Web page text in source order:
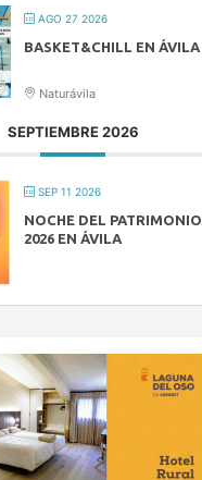
AGO 27 2026
BASKET&CHILL EN ÁVILA
Naturávila
SEPTIEMBRE 2026
SEP 11 2026
NOCHE DEL PATRIMONIO
2026 EN ÁVILA